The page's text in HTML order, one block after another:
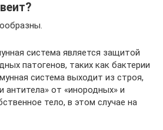
система является защитой
патогенов, таких как бактерии
система выходит из строя,
антитела» от «инородных» и
тело, в этом случае на